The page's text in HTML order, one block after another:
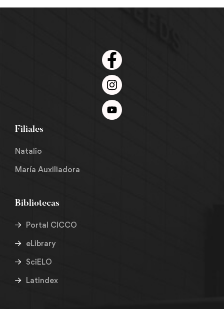
Filiales
Natalio
María Auxiliadora
Bibliotecas
Portal CICCO
eLibrary
SciELO
Latindex